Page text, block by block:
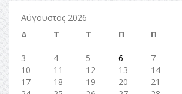
Αύγουστος 2026
Δ
Τ Τ Π Π
3
4 5 6 7
10
11 12 13 14
17
18 19 20 21